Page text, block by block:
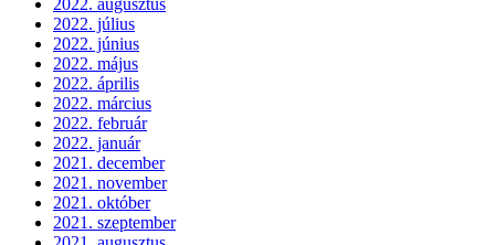
2022. augusztus
2022. július
2022. június
2022. május
2022. április
2022. március
2022. február
2022. január
2021. december
2021. november
2021. október
2021. szeptember